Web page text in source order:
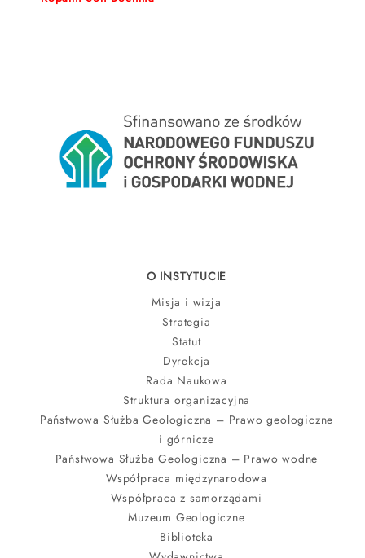
O INSTYTUCIE
Misja i wizja
Strategia
Statut
Dyrekcja
Rada Naukowa
Struktura organizacyjna
Państwowa Służba Geologiczna – Prawo geologiczne
i górnicze
Państwowa Służba Geologiczna – Prawo wodne
Współpraca międzynarodowa
Współpraca z samorządami
Muzeum Geologiczne
Biblioteka